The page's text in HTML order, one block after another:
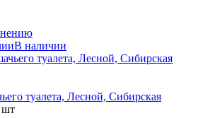
В наличии
туалета, Лесной, Сибирская
шт